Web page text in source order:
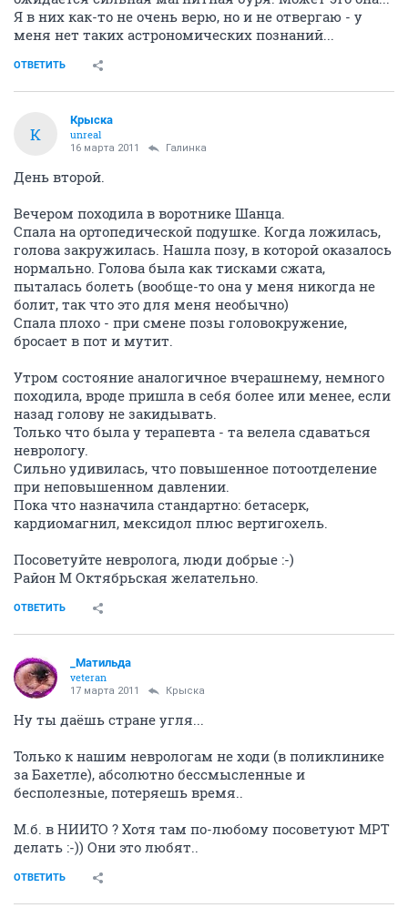
Я в них как-то не очень верю, но и не отвергаю - у
меня нет таких астрономических познаний...
ОТВЕТИТЬ
К
Крыска
unreal
16 марта 2011 Галинка
День второй.
Вечером походила в воротнике Шанца.
Спала на ортопедической подушке. Когда ложилась,
голова закружилась. Нашла позу, в которой оказалось
нормально. Голова была как тисками сжата,
пыталась болеть (вообще-то она у меня никогда не
болит, так что это для меня необычно)
Спала плохо - при смене позы головокружение,
бросает в пот и мутит.
Утром состояние аналогичное вчерашнему, немного
походила, вроде пришла в себя более или менее, если
назад голову не закидывать.
Только что была у терапевта - та велела сдаваться
неврологу.
Сильно удивилась, что повышенное потоотделение
при неповышенном давлении.
Пока что назначила стандартно: бетасерк,
кардиомагнил, мексидол плюс вертигохель.
Посоветуйте невролога, люди добрые :-)
Район М Октябрьская желательно.
ОТВЕТИТЬ
_Матильда
veteran
17 марта 2011 Крыска
Ну ты даёшь стране угля...
Только к нашим неврологам не ходи (в поликлинике
за Бахетле), абсолютно бессмысленные и
бесполезные, потеряешь время..
М.б. в НИИТО ? Хотя там по-любому посоветуют МРТ
делать :-)) Они это любят..
ОТВЕТИТЬ